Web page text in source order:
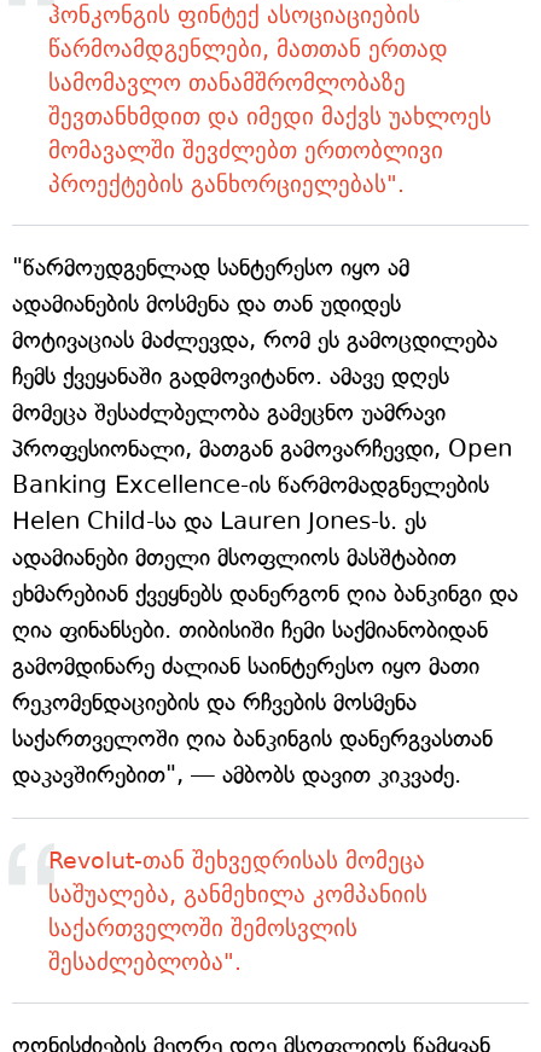
ჰონკონგის ფინტექ ასოციაციების
წარმოამდგენლები, მათთან ერთად
სამომავლო თანამშრომლობაზე
შევთანხმდით და იმედი მაქვს უახლოეს
მომავალში შევძლებთ ერთობლივი
პროექტების განხორციელებას".
"წარმოუდგენლად სანტერესო იყო ამ
ადამიანების მოსმენა და თან უდიდეს
მოტივაციას მაძლევდა, რომ ეს გამოცდილება
ჩემს ქვეყანაში გადმოვიტანო. ამავე დღეს
მომეცა შესაძლბელობა გამეცნო უამრავი
პროფესიონალი, მათგან გამოვარჩევდი, Open
Banking Excellence-ის წარმომადგნელების
Helen Child-სა და Lauren Jones-ს. ეს
ადამიანები მთელი მსოფლიოს მასშტაბით
ეხმარებიან ქვეყნებს დანერგონ ღია ბანკინგი და
ღია ფინანსები. თიბისიში ჩემი საქმიანობიდან
გამომდინარე ძალიან საინტერესო იყო მათი
რეკომენდაციების და რჩვების მოსმენა
საქართველოში ღია ბანკინგის დანერგვასთან
დაკავშირებით", — ამბობს დავით კიკვაძე.
Revolut-თან შეხვედრისას მომეცა
საშუალება, განმეხილა კომპანიის
საქართველოში შემოსვლის
შესაძლებლობა".
ღონისძიების მეორე დღე მსოფლიოს წამყვან